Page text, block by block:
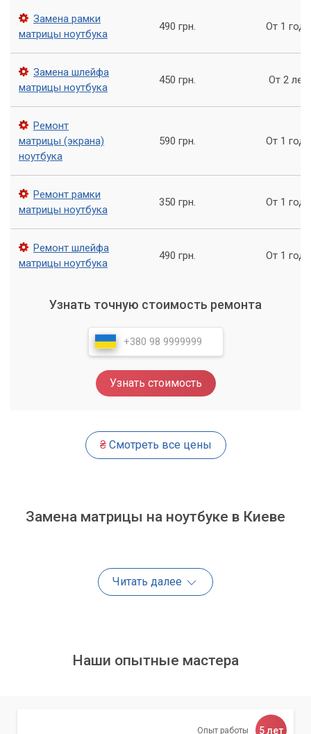
Замена рамки
матрицы ноутбука
490 грн. От 1 года
Замена шлейфа
матрицы ноутбука
450 грн. От 2 лет
Ремонт
матрицы (экрана)
ноутбука
590 грн. От 1 года
Ремонт рамки
матрицы ноутбука
350 грн. От 1 года
Ремонт шлейфа
матрицы ноутбука
490 грн. От 1 года
Узнать точную стоимость ремонта
Узнать стоимость
₴Смотреть все цены
Замена матрицы на ноутбуке в Киеве
Читать далее
Наши опытные мастера
Опыт работы 5 лет